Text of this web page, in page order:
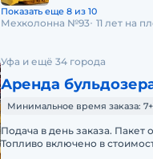
Показать еще 8 из 10
Мехколонна №93 11 лет на
Уфа и ещё 34 города
Аренда
Минимальное время заказа:
Подача в день заказа. Пакет
Топливо включено в